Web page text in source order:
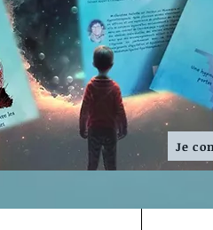
Je